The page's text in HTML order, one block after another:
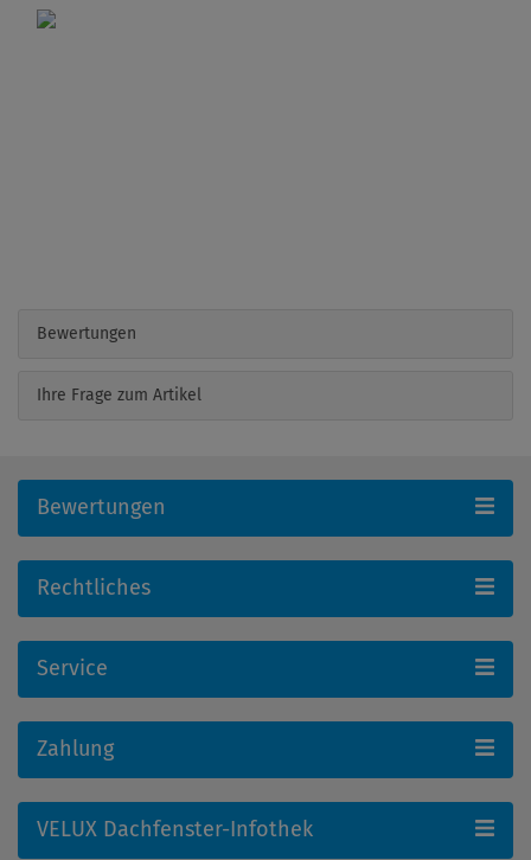
Bewertungen
Ihre Frage zum Artikel
Bewertungen
Rechtliches
Service
Zahlung
VELUX Dachfenster-Infothek